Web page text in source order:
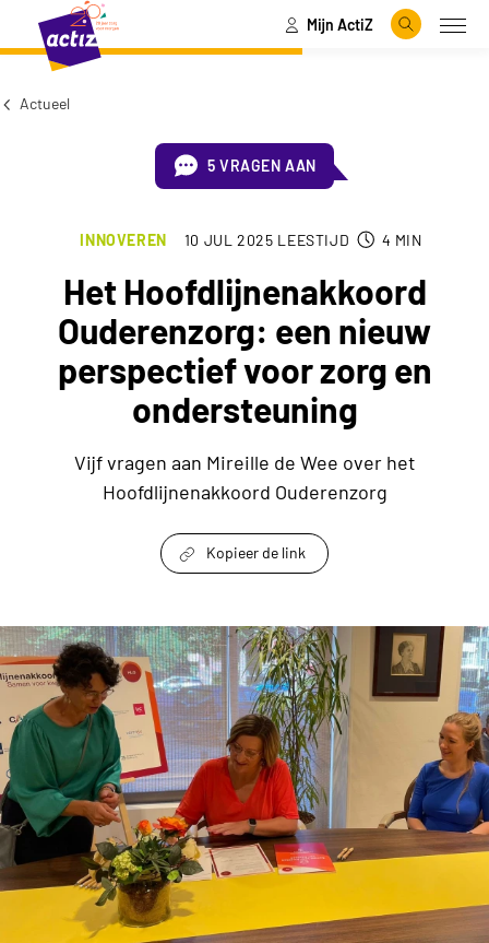
Naar hoofdinhoud
Naar menu Mijn ActiZ
Zoeken
Actueel
5 VRAGEN AAN
INNOVEREN 10 JUL 2025 LEESTIJD 4 MIN
Het Hoofdlijnenakkoord
Ouderenzorg: een nieuw
perspectief voor zorg en
ondersteuning
Vijf vragen aan Mireille de Wee over het
Hoofdlijnenakkoord Ouderenzorg
Kopieer de link
Het Hoofdlijnenakkoord Ouderenzorg: een